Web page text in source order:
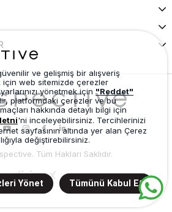
Tüm Hakları Saklıdır.
ve gelişmiş bir alışveriş
için web sitemizde çerezler
yönetmek için "Reddet"
platformdaki çerezler ve bu
hakkında detaylı bilgi için
'ni inceleyebilirsiniz. Tercihlerinizi
sayfasının altında yer alan Çerez
değiştirebilirsiniz.
Yönet Tümünü Kabul Et